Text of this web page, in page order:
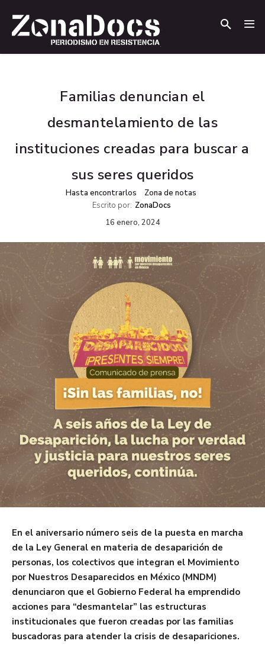
Familias denuncian el
desmantelamiento de las
instituciones creadas para buscar a
sus seres queridos
Hasta encontrarlos
Zona de notas
Escrito por: ZonaDocs
16 enero, 2024
En el aniversario número seis de la puesta en marcha
de la Ley General en materia de desaparición de
personas, los colectivos que integran el Movimiento
por Nuestros Desaparecidos en México (MNDM)
denunciaron que el Gobierno Federal ha emprendido
acciones para “desmantelar” las estructuras
institucionales que fueron creadas por las familias
buscadoras para atender la crisis de desapariciones.